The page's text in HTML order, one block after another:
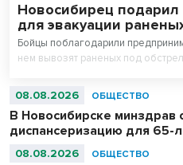
Новосибирец подарил
для эвакуации
Бойцы поблагодарили
нем вывозят раненых под
08.08.2026 ОБЩЕСТВО
В Новосибирске минздрав
диспансеризацию для 65-
08.08.2026 ОБЩЕСТВО